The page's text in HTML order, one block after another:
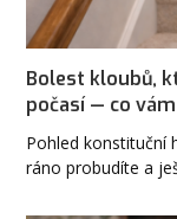
Bolest kloubů,
počasí — co
Pohled konstituční
ráno probudíte a